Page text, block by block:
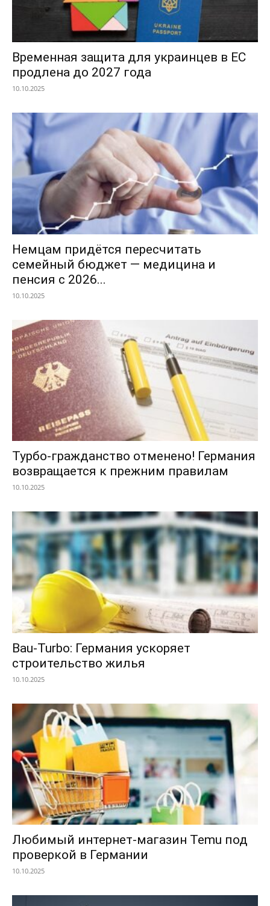
Временная защита для украинцев в ЕС
продлена до 2027 года
10.10.2025
Немцам придётся пересчитать
семейный бюджет — медицина и
пенсия с 2026...
10.10.2025
Турбо-гражданство отменено! Германия
возвращается к прежним правилам
10.10.2025
Bau-Turbo: Германия ускоряет
строительство жилья
10.10.2025
Любимый интернет-магазин Temu под
проверкой в Германии
10.10.2025